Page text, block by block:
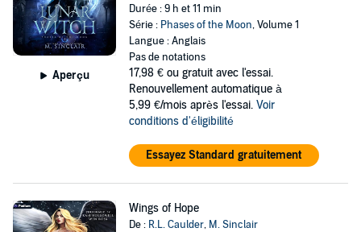
Aperçu
Durée : 9 h et 11 min
Série : Phases of the Moon, Volume 1
Langue : Anglais
Pas de notations
17,98 € ou gratuit avec l'essai.
Renouvellement automatique à
5,99 €/mois après l'essai. Voir
conditions d'éligibilité
Essayez Standard gratuitement
Wings of Hope
De : R.L. Caulder, M. Sinclair